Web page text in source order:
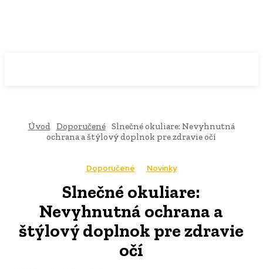
Úvod Doporučené Slnečné okuliare: Nevyhnutná
ochrana a štýlový doplnok pre zdravie očí
Doporučené Novinky
Slnečné okuliare:
Nevyhnutná ochrana a
štýlový doplnok pre zdravie
očí